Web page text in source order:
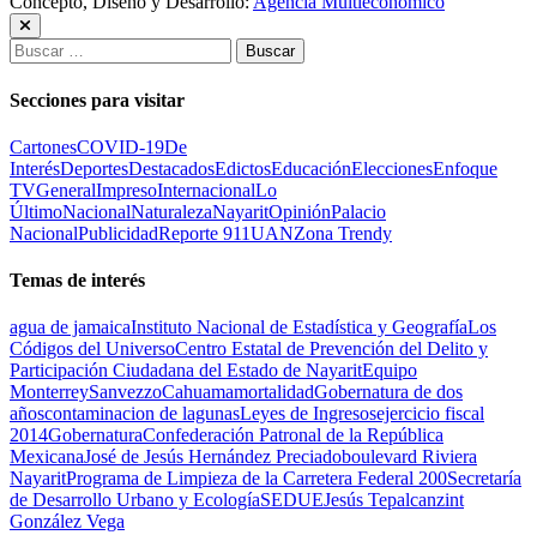
Buscar:
Secciones para visitar
CartonesCOVID-19De
InterésDeportesDestacadosEdictosEducaciónEleccionesEnfoque
TVGeneralImpresoInternacionalLo
ÚltimoNacionalNaturalezaNayaritOpiniónPalacio
NacionalPublicidadReporte 911UANZona Trendy
Temas de interés
agua de jamaicaInstituto Nacional de Estadística y GeografíaLos
Códigos del UniversoCentro Estatal de Prevención del Delito y
Participación Ciudadana del Estado de NayaritEquipo
MonterreySanvezzoCahuamamortalidadGobernatura de dos
añoscontaminacion de lagunasLeyes de Ingresosejercicio fiscal
2014GobernaturaConfederación Patronal de la República
MexicanaJosé de Jesús Hernández Preciadoboulevard Riviera
NayaritPrograma de Limpieza de la Carretera Federal 200Secretaría
de Desarrollo Urbano y EcologíaSEDUEJesús Tepalcanzint
González Vega